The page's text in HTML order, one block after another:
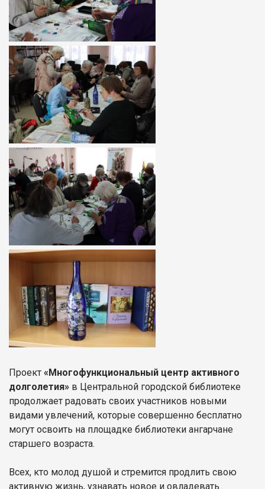
Проект «Многофункциональный центр активного
долголетия» в Центральной городской библиотеке
продолжает радовать своих участников новыми
видами увлечений, которые совершенно бесплатно
могут освоить на площадке библиотеки ангарчане
старшего возраста.
Всех, кто молод душой и стремится продлить свою
активную жизнь, узнавать новое и овладевать